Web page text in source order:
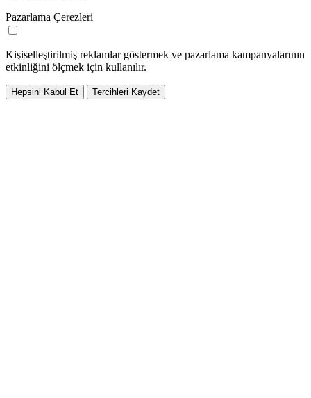
Pazarlama Çerezleri
Kişiselleştirilmiş reklamlar göstermek ve pazarlama kampanyalarının
etkinliğini ölçmek için kullanılır.
Hepsini Kabul Et Tercihleri Kaydet